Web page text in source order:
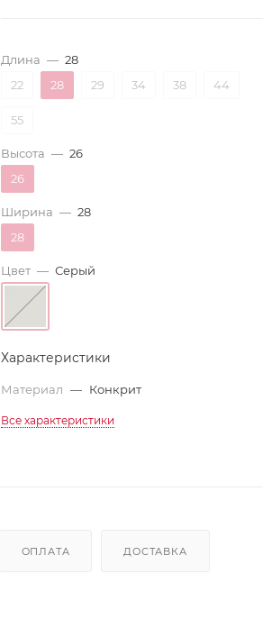
Длина — 28
22
28 29 34 38 44
55
Высота — 26
26
Ширина — 28
28
Цвет — Серый
Характеристики
Материал — Конкрит
Все характеристики
ОПЛАТА ДОСТАВКА